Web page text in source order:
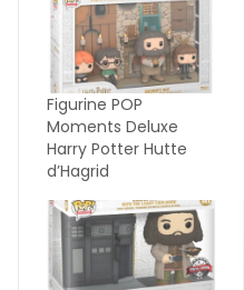
Figurine POP
Moments Deluxe
Harry Potter Hutte
d’Hagrid